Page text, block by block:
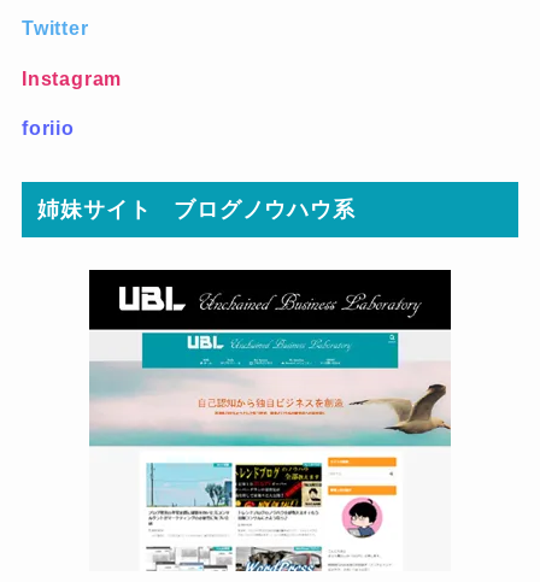
Twitter
Instagram
foriio
姉妹サイト ブログノウハウ系